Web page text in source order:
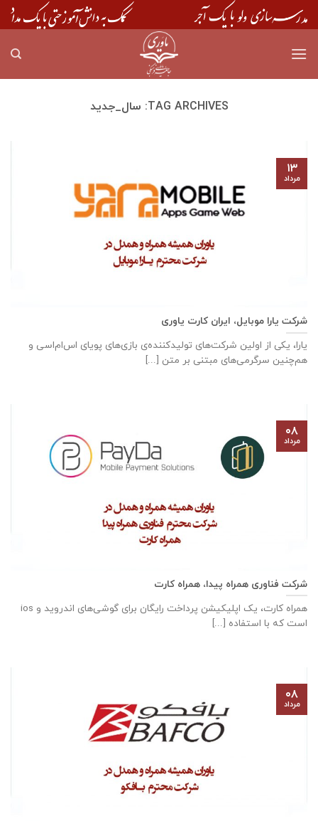
Skip
to
TAG ARCHIVES: سال_جدید
شرکت یارا موبایل، ایران کارت یاوری
یارا، یکی از اولین شرکت‌های تولیدکننده‌ی بازی‌های پویای اس‌ام‌اسی و
هم‌چنین سرگرمی‌های مبتنی بر متن [...]
۱۳
مرداد
شرکت فناوری همراه پیدا، همراه کارت
همراه کارت، یک اپلیکیشن پرداخت رایگان برای گوشی‌های اندروید و ios
است که با استفاده [...]
۰۸
مرداد
۰۸
مرداد